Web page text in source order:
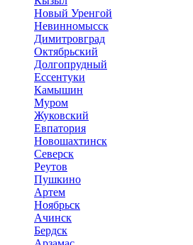
Новый Уренгой
Невинномысск
Димитровград
Октябрьский
Долгопрудный
Ессентуки
Камышин
Муром
Жуковский
Евпатория
Новошахтинск
Северск
Реутов
Пушкино
Артем
Ноябрьск
Ачинск
Бердск